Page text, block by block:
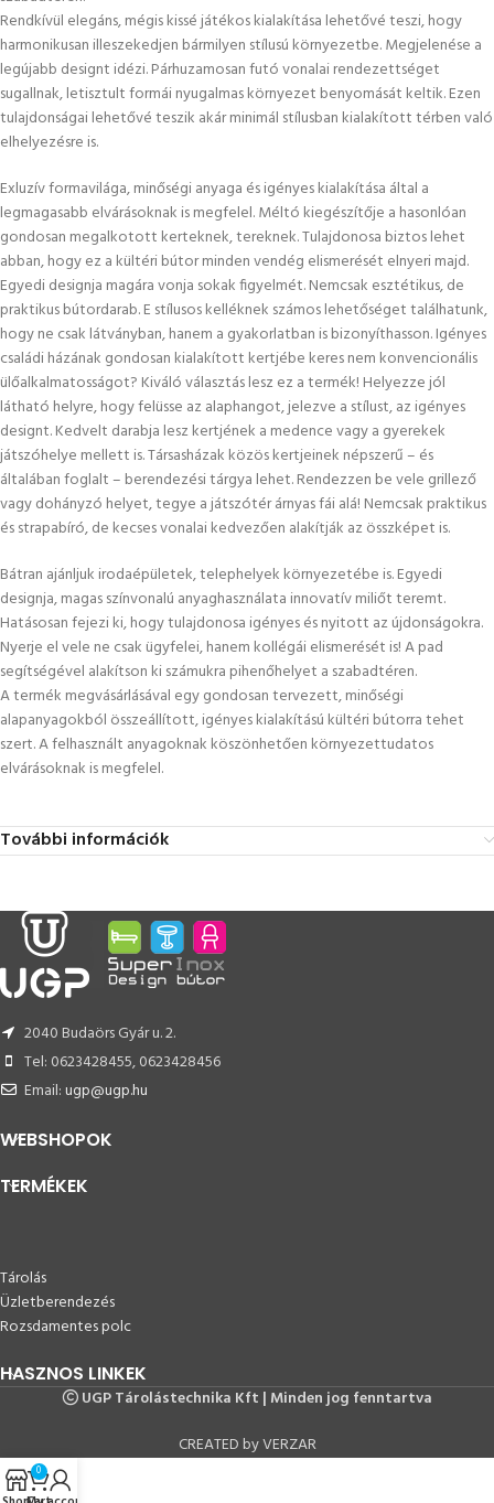
Rendkívül elegáns, mégis kissé játékos kialakítása lehetővé teszi, hogy
harmonikusan illeszekedjen bármilyen stílusú környezetbe. Megjelenése a
legújabb designt idézi. Párhuzamosan futó vonalai rendezettséget
sugallnak, letisztult formái nyugalmas környezet benyomását keltik. Ezen
tulajdonságai lehetővé teszik akár minimál stílusban kialakított térben való
elhelyezésre is.
Exluzív formavilága, minőségi anyaga és igényes kialakítása által a
legmagasabb elvárásoknak is megfelel. Méltó kiegészítője a hasonlóan
gondosan megalkotott kerteknek, tereknek. Tulajdonosa biztos lehet
abban, hogy ez a kültéri bútor minden vendég elismerését elnyeri majd.
Egyedi designja magára vonja sokak figyelmét. Nemcsak esztétikus, de
praktikus bútordarab. E stílusos kelléknek számos lehetőséget találhatunk,
hogy ne csak látványban, hanem a gyakorlatban is bizonyíthasson. Igényes
családi házának gondosan kialakított kertjébe keres nem konvencionális
ülőalkalmatosságot? Kiváló választás lesz ez a termék! Helyezze jól
látható helyre, hogy felüsse az alaphangot, jelezve a stílust, az igényes
designt. Kedvelt darabja lesz kertjének a medence vagy a gyerekek
játszóhelye mellett is. Társasházak közös kertjeinek népszerű – és
általában foglalt – berendezési tárgya lehet. Rendezzen be vele grillező
vagy dohányzó helyet, tegye a játszótér árnyas fái alá! Nemcsak praktikus
és strapabíró, de kecses vonalai kedvezően alakítják az összképet is.
Bátran ajánljuk irodaépületek, telephelyek környezetébe is. Egyedi
designja, magas színvonalú anyaghasználata innovatív miliőt teremt.
Hatásosan fejezi ki, hogy tulajdonosa igényes és nyitott az újdonságokra.
Nyerje el vele ne csak ügyfelei, hanem kollégái elismerését is! A pad
segítségével alakítson ki számukra pihenőhelyet a szabadtéren.
A termék megvásárlásával egy gondosan tervezett, minőségi
alapanyagokból összeállított, igényes kialakítású kültéri bútorra tehet
szert. A felhasznált anyagoknak köszönhetően környezettudatos
elvárásoknak is megfelel.
További információk
2040 Budaörs Gyár u. 2.
Tel: 0623428455, 0623428456
Email:ugp@ugp.hu
WEBSHOPOK
TERMÉKEK
Tárolás
Üzletberendezés
Rozsdamentes polc
HASZNOS LINKEK
UGP Tárolástechnika Kft | Minden jog fenntartva
CREATED by VERZAR
0